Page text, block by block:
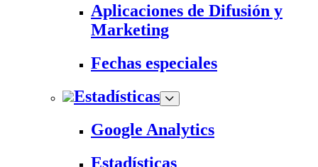
Aplicaciones de Difusión y
Marketing
Fechas especiales
Estadísticas
Google Analytics
Estadísticas